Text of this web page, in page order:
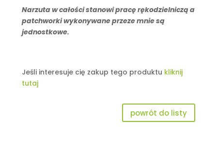
Narzuta w całości stanowi pracę rękodzielniczą a
patchworki wykonywane przeze mnie są
jednostkowe.
Jeśli interesuje cię zakup tego produktu kliknij
tutaj
powrót do listy